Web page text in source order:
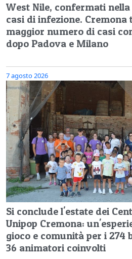
West Nile, confermati
casi di infezione.
maggior numero di casi
dopo Padova e Milano
7 agosto 2026
Si conclude l'estate dei
Unipop Cremona:
gioco e comunità per i 274
36 animatori coinvolti